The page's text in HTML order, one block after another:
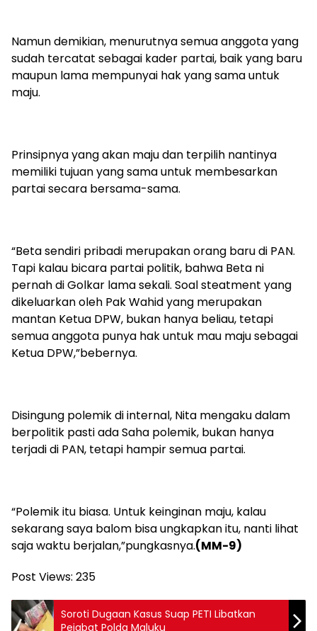
Namun demikian, menurutnya semua anggota yang
sudah tercatat sebagai kader partai, baik yang baru
maupun lama mempunyai hak yang sama untuk
maju.
Prinsipnya yang akan maju dan terpilih nantinya
memiliki tujuan yang sama untuk membesarkan
partai secara bersama-sama.
“Beta sendiri pribadi merupakan orang baru di PAN.
Tapi kalau bicara partai politik, bahwa Beta ni
pernah di Golkar lama sekali. Soal steatment yang
dikeluarkan oleh Pak Wahid yang merupakan
mantan Ketua DPW, bukan hanya beliau, tetapi
semua anggota punya hak untuk mau maju sebagai
Ketua DPW,”bebernya.
Disingung polemik di internal, Nita mengaku dalam
berpolitik pasti ada Saha polemik, bukan hanya
terjadi di PAN, tetapi hampir semua partai.
“Polemik itu biasa. Untuk keinginan maju, kalau
sekarang saya balom bisa ungkapkan itu, nanti lihat
saja waktu berjalan,”pungkasnya.(MM-9)
Post Views: 235
Soroti Dugaan Kasus Suap PETI Libatkan
Pejabat Polda Maluku